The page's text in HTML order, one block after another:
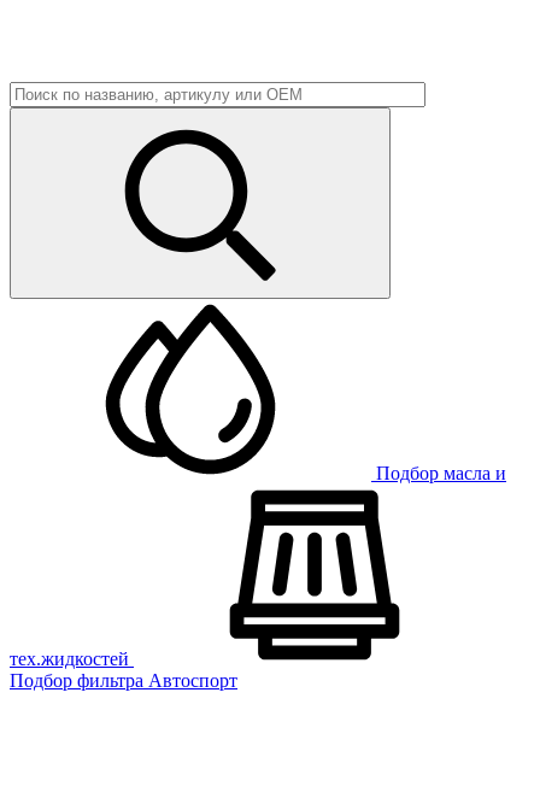
Подбор масла и
тех.жидкостей
Подбор фильтра Автоспорт